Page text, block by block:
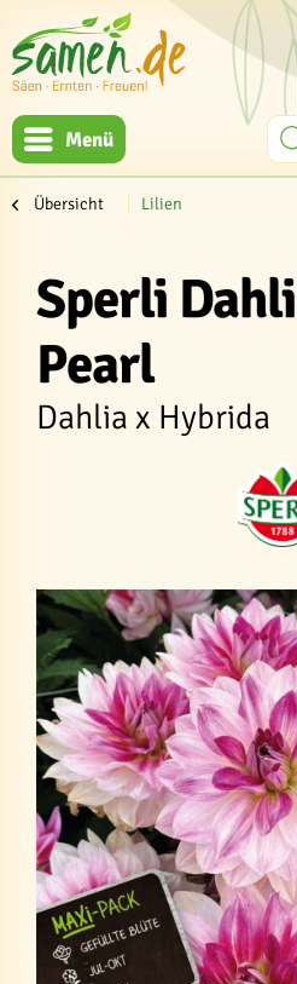
Menü
Übersicht Lilien
Sperli
Pearl
Dahlia x Hybrida